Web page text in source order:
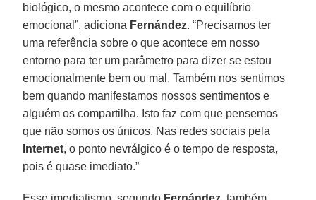
biológico, o mesmo acontece com o equilíbrio
emocional”, adiciona Fernández. “Precisamos ter
uma referência sobre o que acontece em nosso
entorno para ter um parâmetro para dizer se estou
emocionalmente bem ou mal. Também nos sentimos
bem quando manifestamos nossos sentimentos e
alguém os compartilha. Isto faz com que pensemos
que não somos os únicos. Nas redes sociais pela
Internet, o ponto nevrálgico é o tempo de resposta,
pois é quase imediato.”